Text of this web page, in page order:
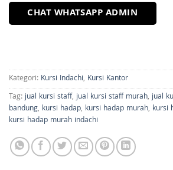
CHAT WHATSAPP ADMIN
Kategori: Kursi Indachi, Kursi Kantor
Tag:jual kursi staff,jual kursi staff murah,jual
bandung, kursi hadap, kursi hadap murah, kursi
kursi hadap murah indachi